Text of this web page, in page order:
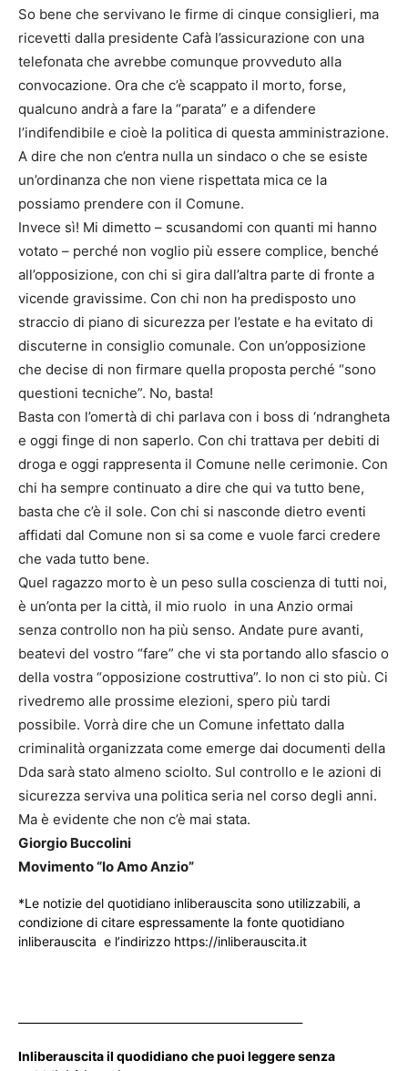
So bene che servivano le firme di cinque consiglieri, ma
ricevetti dalla presidente Cafà l’assicurazione con una
telefonata che avrebbe comunque provveduto alla
convocazione. Ora che c’è scappato il morto, forse,
qualcuno andrà a fare la “parata” e a difendere
l’indifendibile e cioè la politica di questa amministrazione.
A dire che non c’entra nulla un sindaco o che se esiste
un’ordinanza che non viene rispettata mica ce la
possiamo prendere con il Comune.
Invece sì! Mi dimetto – scusandomi con quanti mi hanno
votato – perché non voglio più essere complice, benché
all’opposizione, con chi si gira dall’altra parte di fronte a
vicende gravissime. Con chi non ha predisposto uno
straccio di piano di sicurezza per l’estate e ha evitato di
discuterne in consiglio comunale. Con un’opposizione
che decise di non firmare quella proposta perché “sono
questioni tecniche”. No, basta!
Basta con l’omertà di chi parlava con i boss di ‘ndrangheta
e oggi finge di non saperlo. Con chi trattava per debiti di
droga e oggi rappresenta il Comune nelle cerimonie. Con
chi ha sempre continuato a dire che qui va tutto bene,
basta che c’è il sole. Con chi si nasconde dietro eventi
affidati dal Comune non si sa come e vuole farci credere
che vada tutto bene.
Quel ragazzo morto è un peso sulla coscienza di tutti noi,
è un’onta per la città, il mio ruolo in una Anzio ormai
senza controllo non ha più senso. Andate pure avanti,
beatevi del vostro “fare” che vi sta portando allo sfascio o
della vostra “opposizione costruttiva”. Io non ci sto più. Ci
rivedremo alle prossime elezioni, spero più tardi
possibile. Vorrà dire che un Comune infettato dalla
criminalità organizzata come emerge dai documenti della
Dda sarà stato almeno sciolto. Sul controllo e le azioni di
sicurezza serviva una politica seria nel corso degli anni.
Ma è evidente che non c’è mai stata.
Giorgio Buccolini
Movimento “Io Amo Anzio”
*Le notizie del quotidiano inliberauscita sono utilizzabili, a
condizione di citare espressamente la fonte quotidiano
inliberauscita e l’indirizzo https://inliberauscita.it
Inliberauscita il quodidiano che puoi leggere senza